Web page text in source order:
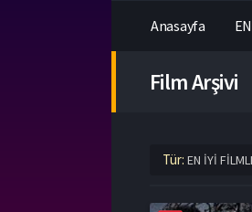
Anasayfa
Film Arşivi
Tür: EN İYİ